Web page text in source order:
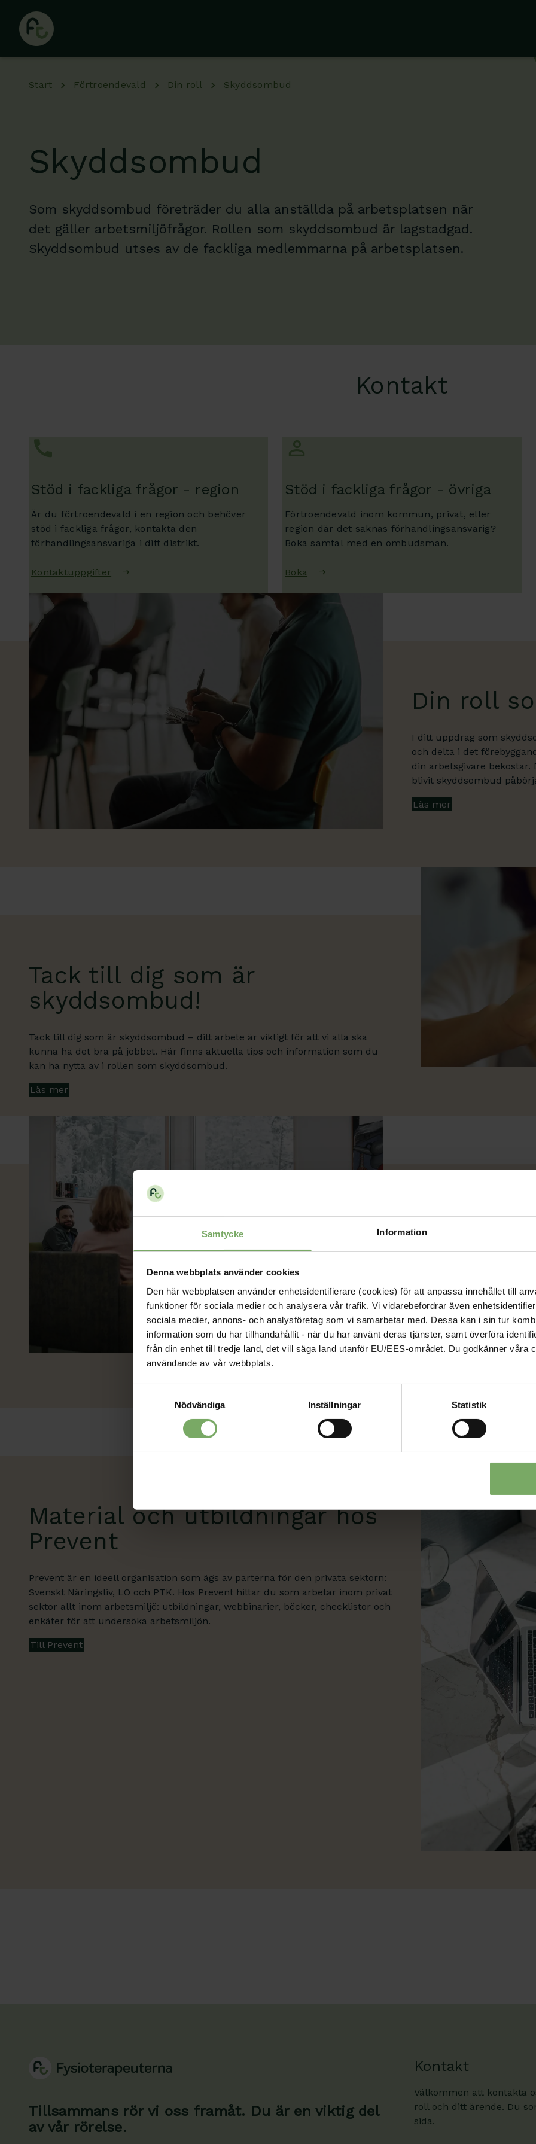
Samtycke Information
Denna webbplats använder cookies
Den här webbplatsen använder enhetsidentifierare (cookies) för att anpassa innehållet till
funktioner för sociala medier och analysera vår trafik. Vi vidarebefordrar även
sociala medier, annons- och analysföretag som vi samarbetar med. Dessa kan i sin tur
information som du har tillhandahållit - när du har använt deras tjänster, samt överföra
från din enhet till tredje land, det vill säga land utanför EU/EES-området. Du godkänner våra
användande av vår webbplats.
Nödvändiga
Inställningar Statistik
Start Förtroendevald Din roll Skyddsombud
Skyddsombud
Som skyddsombud företräder du alla anställda på arbetsplatsen när
det gäller arbetsmiljöfrågor. Rollen som skyddsombud är lagstadgad.
Skyddsombud utses av de fackliga medlemmarna på arbetsplatsen.
Kontakt
Stöd i fackliga frågor - region
Är du förtroendevald i en region och behöver
stöd i fackliga frågor, kontakta den
förhandlingsansvariga i ditt distrikt.
Kontaktuppgifter
Stöd i fackliga frågor - övriga
Förtroendevald inom kommun, privat, eller
region där det saknas förhandlingsansvarig?
Boka samtal med en ombudsman.
Boka
Din roll
I ditt uppdrag som
och delta i det
din arbetsgivare
blivit skyddsombud
Läs mer
Tack till dig som är
skyddsombud!
Tack till dig som är skyddsombud – ditt arbete är viktigt för att vi alla ska
kunna ha det bra på jobbet. Här finns aktuella tips och information som du
kan ha nytta av i rollen som skyddsombud.
Läs mer
Verktyg
Suntarbetsliv drivs av de
jobbar med arbetsmiljö i
Suntarbetsliv hittar du
som ni på arbetsplatsen
Till Suntarbetsliv
Material och utbildningar hos
Prevent
Prevent är en ideell organisation som ägs av parterna för den privata sektorn:
Svenskt Näringsliv, LO och PTK. Hos Prevent hittar du som arbetar inom privat
sektor allt inom arbetsmiljö: utbildningar, webbinarier, böcker, checklistor och
enkäter för att undersöka arbetsmiljön.
Till Prevent
Tillsammans rör vi oss framåt. Du är en viktig del
av vår rörelse.
Kontakt
Välkommen att kontakta
roll och ditt ärende. Du
sida.